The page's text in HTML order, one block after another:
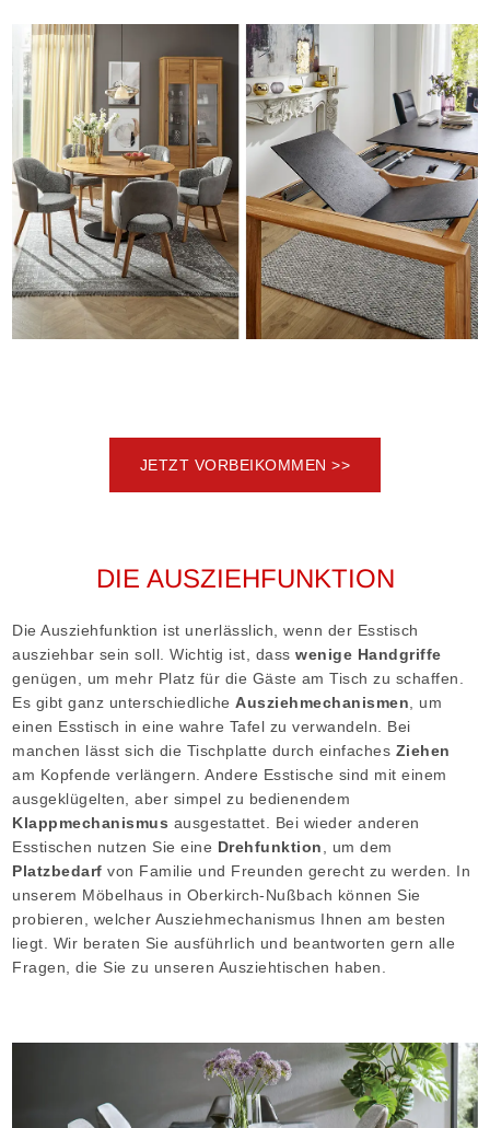
JETZT VORBEIKOMMEN >>
DIE AUSZIEHFUNKTION
Die Ausziehfunktion ist unerlässlich, wenn der Esstisch
ausziehbar sein soll. Wichtig ist, dass wenige Handgriffe
genügen, um mehr Platz für die Gäste am Tisch zu schaffen.
Es gibt ganz unterschiedlicheAusziehmechanismen , um
einen Esstisch in eine wahre Tafel zu verwandeln. Bei
manchen lässt sich die Tischplatte durch einfaches Ziehen
am Kopfende verlängern. Andere Esstische sind mit einem
ausgeklügelten, aber simpel zu bedienendem
Klappmechanismus ausgestattet. Bei wieder anderen
Esstischen nutzen Sie eine Drehfunktion
, um dem
Platzbedarfvon Familie und Freunden gerecht zu werden. In
unserem Möbelhaus in Oberkirch-Nußbach können Sie
probieren, welcher Ausziehmechanismus Ihnen am besten
liegt. Wir beraten Sie ausführlich und beantworten gern alle
Fragen, die Sie zu unseren Ausziehtischen haben.